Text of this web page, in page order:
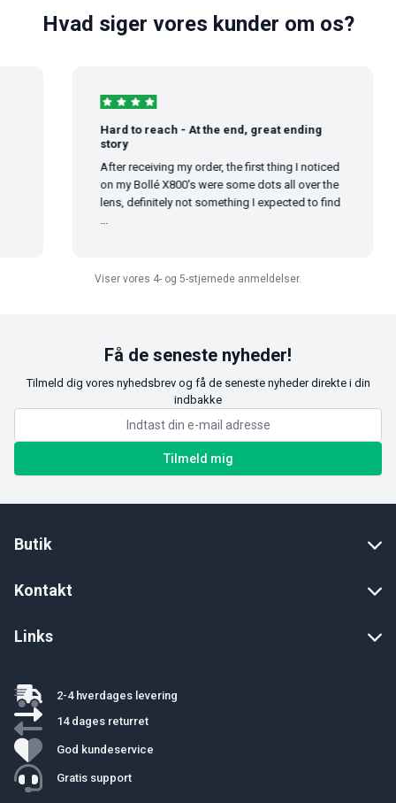
Hvad siger vores kunder om os?
Hard to reach - At the end, great ending
story
After receiving my order, the first thing I noticed
on my Bollé X800's were some dots all over the
lens, definitely not something I expected to find
Viser vores 4- og 5-stjernede anmeldelser.
Få de seneste nyheder!
Tilmeld dig vores nyhedsbrev og få de seneste nyheder direkte i din
indbakke
Tilmeld mig
Butik
Kontakt
Links
2-4 hverdages levering
14 dages returret
God kundeservice
Gratis support